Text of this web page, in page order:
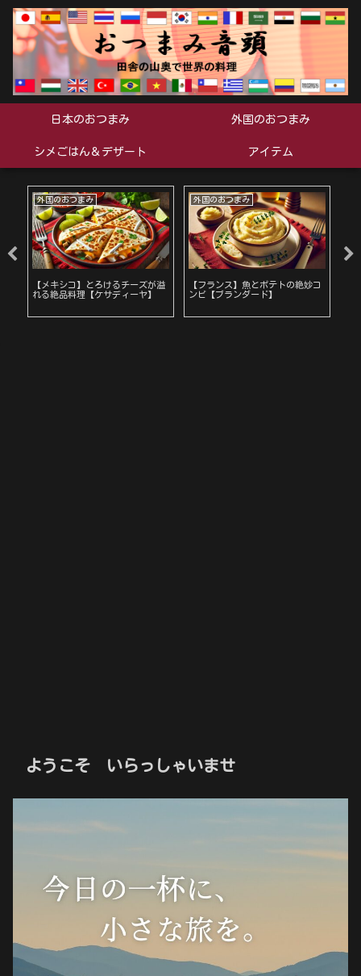
日本のおつまみ 外国のおつまみ
シメごはん＆デザート アイテム
外国のおつまみ
【メキシコ】とろけるチーズが溢
れる絶品料理【ケサディーヤ】
外国のおつまみ
【フランス】魚とポテトの絶妙コ
ンビ【ブランダード】
ようこそ いらっしゃいませ